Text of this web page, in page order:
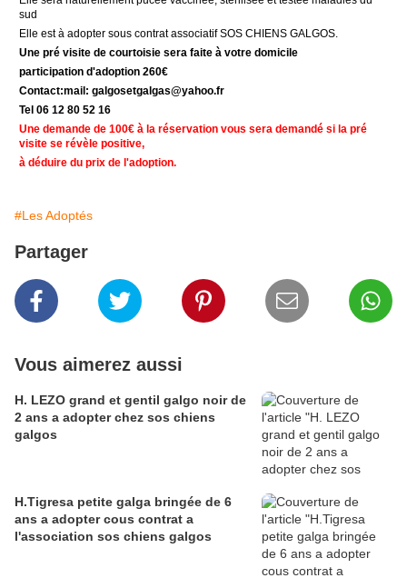
sud
Elle est à adopter sous contrat associatif SOS CHIENS GALGOS.
Une pré visite de courtoisie sera faite à votre domicile
participation d'adoption 260€
Contact:mail: galgosetgalgas@yahoo.fr
Tel 06 12 80 52 16
Une demande de 100€ à la réservation vous sera demandé si la pré
visite se révèle positive,
à déduire du prix de l'adoption.
#Les Adoptés
Partager
Vous aimerez aussi
H. LEZO grand et gentil galgo noir de
2 ans a adopter chez sos chiens
galgos
H.Tigresa petite galga bringée de 6
ans a adopter cous contrat a
l'association sos chiens galgos